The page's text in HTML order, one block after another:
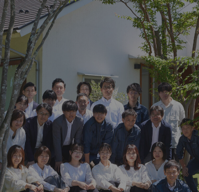
新築・リノベをお考えの方
家づくりの考え方
性能
暮らし方のご提案
薪ストーブのある暮らし
平屋の暮らし
四季を感じる暮らし
土地を
- 分譲地
かさ
い
かみ